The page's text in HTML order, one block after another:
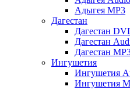
Адыгея MP3
Дагестан
Дагестан
Дагестан
Дагестан
Ингушетия
Ингушетия
Ингушетия